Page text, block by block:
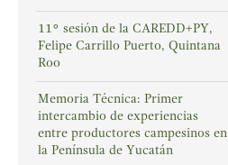
11° sesión de la CAREDD+PY,
Felipe Carrillo Puerto, Quintana
Roo
Memoria Técnica: Primer
intercambio de experiencias
entre productores campesinos en
la Península de Yucatán